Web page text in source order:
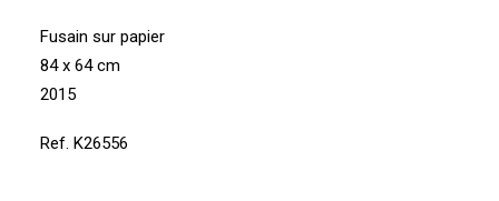
Fusain sur papier
84 x 64 cm
2015
Ref. K26556